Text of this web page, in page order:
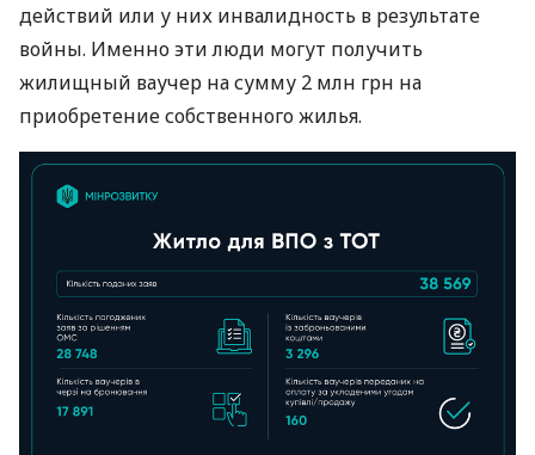
действий или у них инвалидность в результате
войны. Именно эти люди могут получить
жилищный ваучер на сумму 2 млн грн на
приобретение собственного жилья.